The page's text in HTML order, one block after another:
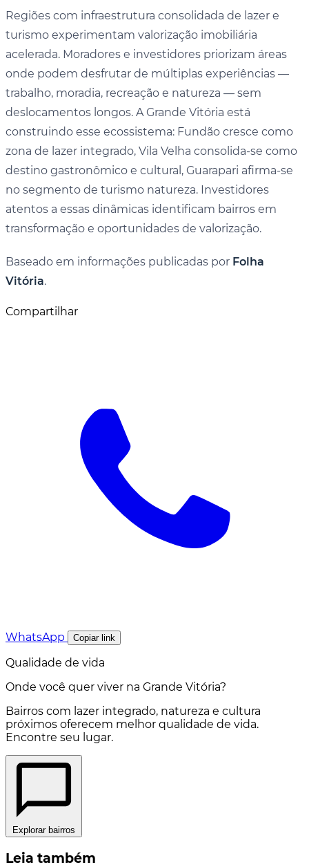
Regiões com infraestrutura consolidada de lazer e
turismo experimentam valorização imobiliária
acelerada. Moradores e investidores priorizam áreas
onde podem desfrutar de múltiplas experiências —
trabalho, moradia, recreação e natureza — sem
deslocamentos longos. A Grande Vitória está
construindo esse ecossistema: Fundão cresce como
zona de lazer integrado, Vila Velha consolida-se como
destino gastronômico e cultural, Guarapari afirma-se
no segmento de turismo natureza. Investidores
atentos a essas dinâmicas identificam bairros em
transformação e oportunidades de valorização.
Baseado em informações publicadas por Folha
Vitória.
Compartilhar
WhatsApp Copiar link
Qualidade de vida
Onde você quer viver na Grande Vitória?
Bairros com lazer integrado, natureza e cultura
próximos oferecem melhor qualidade de vida.
Encontre seu lugar.
Explorar bairros
Leia também